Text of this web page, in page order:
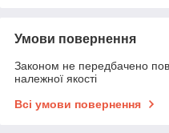
Умови повернення
Законом не передбачено
належної якості
Всі умови повернення